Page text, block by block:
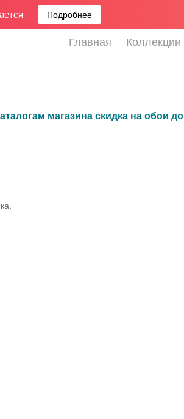
Подробнее
Главная Коллекции
магазина скидка на обои до